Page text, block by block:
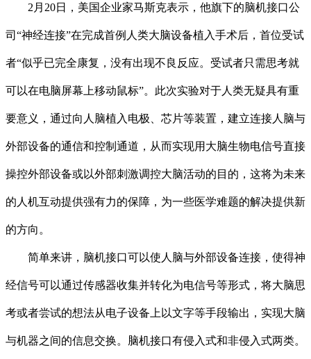
2月20日，美国企业家马斯克表示，他旗下的脑机接口公
司“神经连接”在完成首例人类大脑设备植入手术后，首位受试
者“似乎已完全康复，没有出现不良反应。受试者只需思考就
可以在电脑屏幕上移动鼠标”。此次实验对于人类无疑具有重
要意义，通过向人脑植入电极、芯片等装置，建立连接人脑与
外部设备的通信和控制通道，从而实现用大脑生物电信号直接
操控外部设备或以外部刺激调控大脑活动的目的，这将为未来
的人机互动提供强有力的保障，为一些医学难题的解决提供新
的方向。
简单来讲，脑机接口可以使人脑与外部设备连接，使得神
经信号可以通过传感器收集并转化为电信号等形式，将大脑思
考或者尝试的想法从电子设备上以文字等手段输出，实现大脑
与机器之间的信息交换。脑机接口有侵入式和非侵入式两类。